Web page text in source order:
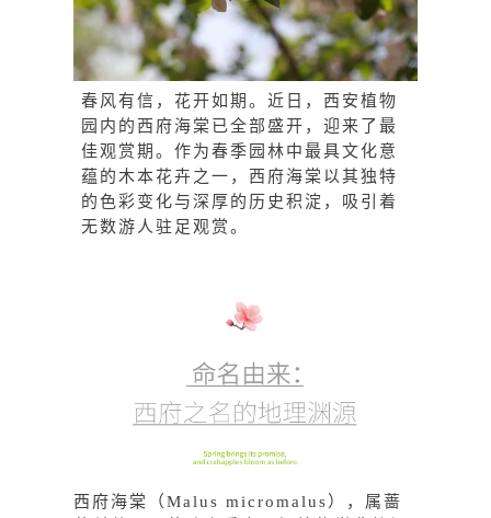
春风有信，花开如期。近日，西安植物
园内的 西府海棠 已全部盛开，迎来了最
佳观赏期。作为春季园林中最具文化意
蕴的木本花卉之一，西府海棠以其独特
的色彩变化与深厚的历史积淀，吸引着
无数游人驻足观赏。
西府海棠（Malus micromalus ），属蔷